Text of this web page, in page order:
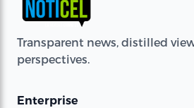
Transparent news, distilled
perspectives.
Enterprise